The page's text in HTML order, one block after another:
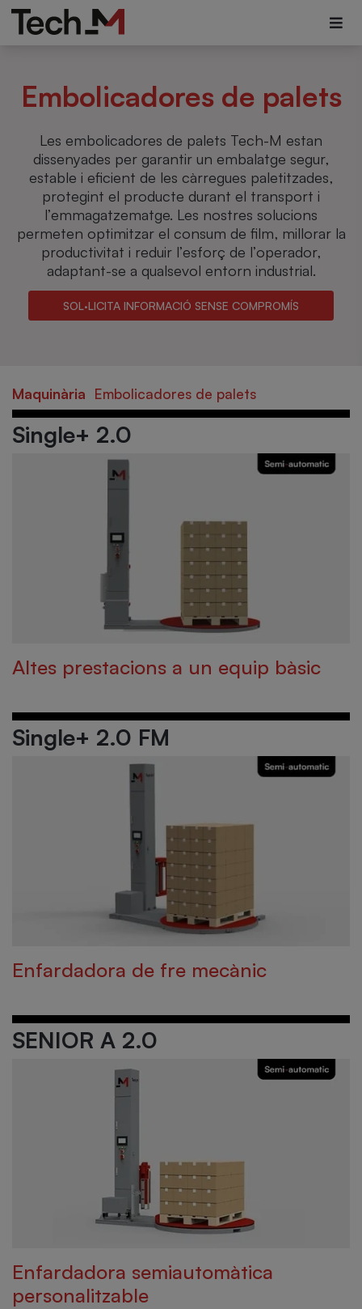
Embolicadores de palets
Les embolicadores de palets Tech-M estan
dissenyades per garantir un embalatge segur,
estable i eficient de les càrregues paletitzades,
protegint el producte durant el transport i
l’emmagatzematge. Les nostres solucions
permeten optimitzar el consum de film, millorar la
productivitat i reduir l’esforç de l’operador,
adaptant-se a qualsevol entorn industrial.
SOL·LICITA INFORMACIÓ SENSE COMPROMÍS
Maquinària Embolicadores de palets
Single+ 2.0
Altes prestacions a un equip bàsic
Single+ 2.0 FM
Enfardadora de fre mecànic
SENIOR A 2.0
Enfardadora semiautomàtica
personalitzable